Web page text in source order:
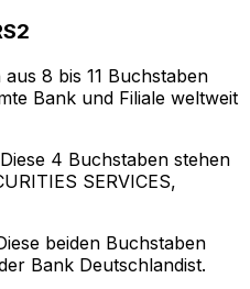
8 bis 11 Buchstaben
Bank und Filiale weltweit
Diese 4 Buchstaben stehen
SERVICES,
beiden Buchstaben
Bank Deutschlandist.